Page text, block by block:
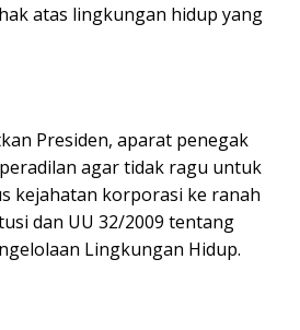
atas lingkungan hidup yang
Presiden, aparat penegak
agar tidak ragu untuk
kejahatan korporasi ke ranah
dan UU 32/2009 tentang
Lingkungan Hidup.